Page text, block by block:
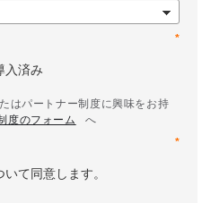
*
入済み
はパートナー制度に興味をお持
度のフォーム
へ
*
て同意します。